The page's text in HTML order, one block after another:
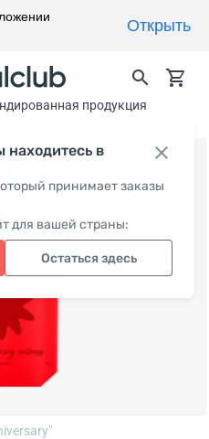
находитесь в
принимает заказы
для вашей страны:
Остаться здесь
продукция
Открыть